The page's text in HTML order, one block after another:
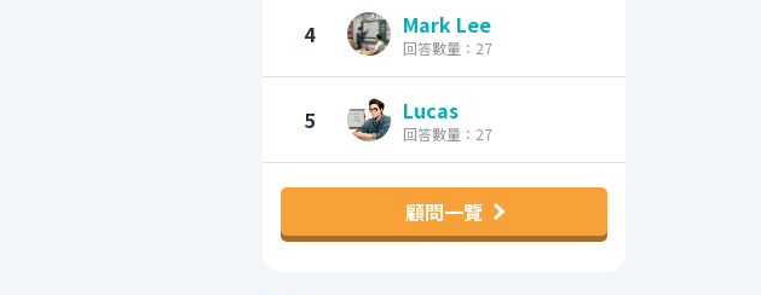
4 Mark Lee
回答數量：27
5 Lucas
回答數量：27
顧問一覽